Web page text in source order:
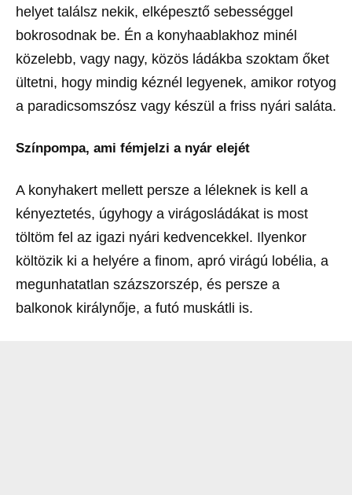
helyet találsz nekik, elképesztő sebességgel
bokrosodnak be. Én a konyhaablakhoz minél
közelebb, vagy nagy, közös ládákba szoktam őket
ültetni, hogy mindig kéznél legyenek, amikor rotyog
a paradicsomszósz vagy készül a friss nyári saláta.
Színpompa, ami fémjelzi a nyár elejét
A konyhakert mellett persze a léleknek is kell a
kényeztetés, úgyhogy a virágosládákat is most
töltöm fel az igazi nyári kedvencekkel. Ilyenkor
költözik ki a helyére a finom, apró virágú lobélia, a
megunhatatlan százszorszép, és persze a
balkonok királynője, a futó muskátli is.